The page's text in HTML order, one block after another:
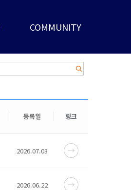
COMMUNITY
등록일 링크
2026.07.03
2026.06.22